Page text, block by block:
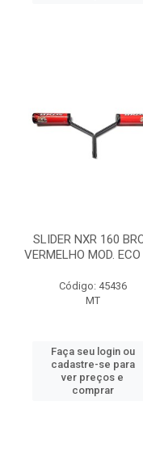
SLIDER NXR 160
VERMELHO MOD.
Código: 45436
MT
Faça seu login ou
cadastre-se para
ver preços e
comprar